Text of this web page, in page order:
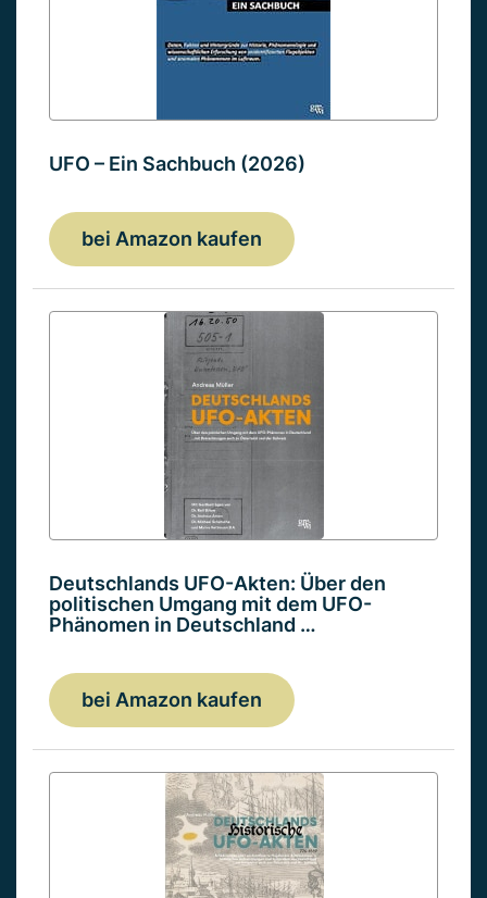
UFO – Ein Sachbuch (2026)
bei Amazon kaufen
Deutschlands UFO-Akten: Über den
politischen Umgang mit dem UFO-
Phänomen in Deutschland …
bei Amazon kaufen